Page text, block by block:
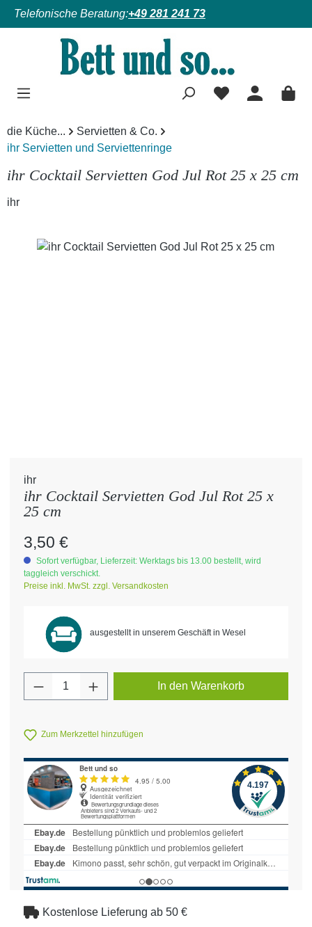
Zum Hauptinhalt springen
Telefonische Beratung:+49 281 241 73
die Küche...
Servietten & Co.
ihr Servietten und Serviettenringe
ihr Cocktail Servietten God Jul Rot 25 x 25 cm
ihr
Bildergalerie überspringen
ihr
ihr Cocktail Servietten God Jul Rot 25 x
25 cm
Regulärer Preis:
3,50 €
Sofort verfügbar, Lieferzeit: Werktags bis 13.00 bestellt, wird
taggleich verschickt.
Preise inkl. MwSt. zzgl. Versandkosten
ausgestellt in unserem Geschäft in Wesel
Produkt Anzahl: Gib den gewünschten
In den Warenkorb
Zum Merkzettel hinzufügen
Kostenlose Lieferung ab 50 €